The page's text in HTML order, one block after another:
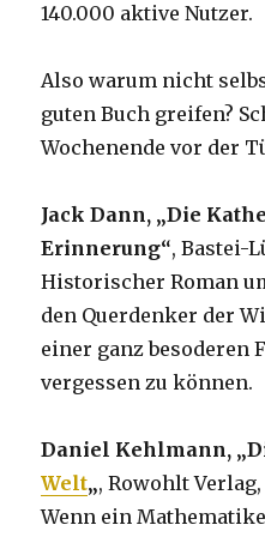
140.000 aktive Nutzer.
Also warum nicht
guten Buch greifen?
Wochenende vor der
Jack Dann, „Die
Erinnerung“, Bastei-
Historischer Roman
den Querdenker der
einer ganz besoderen
vergessen zu können.
Daniel Kehlmann,
Welt„, Rowohlt
Wenn ein